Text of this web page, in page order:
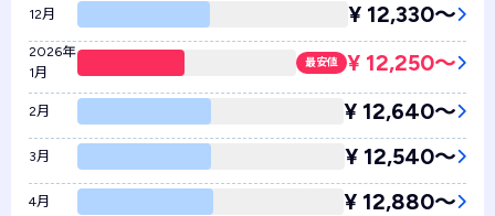
12月 ¥ 12,330〜
2026年
1月
最安値 ¥ 12,250〜
2月 ¥ 12,640〜
3月 ¥ 12,540〜
4月 ¥ 12,880〜